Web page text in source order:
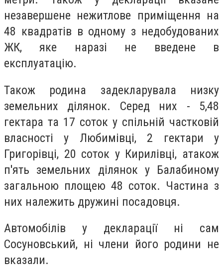
незавершене нежитлове приміщення на
48 квадратів в одному з недобудованих
ЖК, яке наразі не введене в
експлуатацію.
Також родина задекларувала низку
земельних ділянок. Серед них - 5,48
гектара та 17 соток у спільній частковій
власності у Любимівці, 2 гектари у
Григорівці, 20 соток у Кирилівці, атакож
п'ять земельних ділянок у Балабиному
загальною площею 48 соток. Частина з
них належить дружині посадовця.
Автомобілів у декларації ні сам
Сосуновський, ні члени його родини не
вказали.